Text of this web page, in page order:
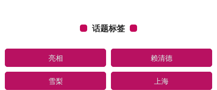
话题标签
亮相 赖清德
雪梨 上海